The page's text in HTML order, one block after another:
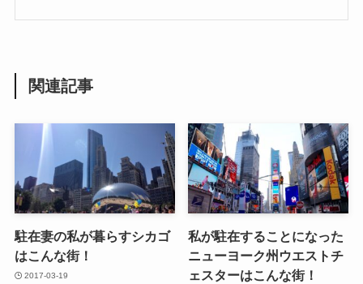
関連記事
駐在妻の私が暮らすシカゴ
はこんな街！
2017-03-19
私が駐在することになった
ニューヨーク州ウエストチ
ェスターはこんな街！